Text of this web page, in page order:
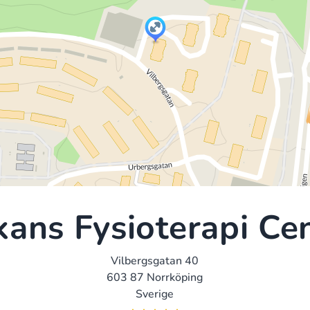
Fysioterapi
Vilbergsgatan 40
603 87 Norrköping
Sverige